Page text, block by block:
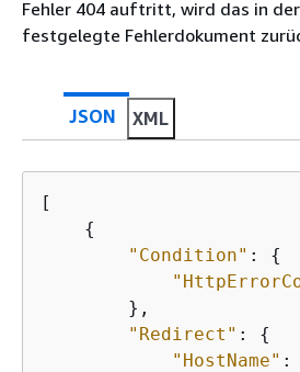
Fehler 404 auftritt, wird das in
festgelegte Fehlerdokument
JSON XML
[
{
"Condition" : {
        },
"Redirect" : {
"HostName" :